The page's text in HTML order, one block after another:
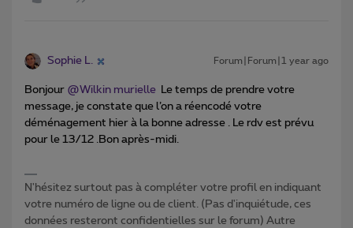
Sophie L. Forum|Forum|1 year ago
Bonjour ​ @Wilkin murielle Le temps de prendre votre
message, je constate que l’on a réencodé votre
déménagement hier à la bonne adresse . Le rdv est prévu
pour le 13/12 .Bon après-midi.
N'hésitez surtout pas à compléter votre profil en indiquant
votre numéro de ligne ou de client. (Pas d'inquiétude, ces
données resteront confidentielles sur le forum) Autre